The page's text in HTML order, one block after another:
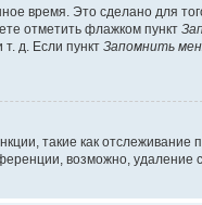
время. Это сделано для
отметить флажком пункт
д. Если пункт Запомнить
такие как отслеживание
возможно, удаление